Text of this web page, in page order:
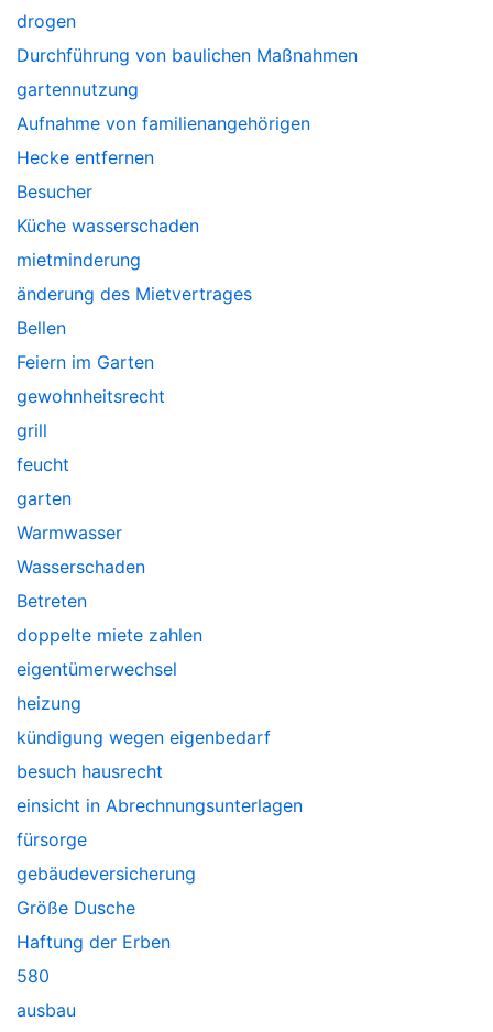
drogen
Durchführung von baulichen Maßnahmen
gartennutzung
Aufnahme von familienangehörigen
Hecke entfernen
Besucher
Küche wasserschaden
mietminderung
änderung des Mietvertrages
Bellen
Feiern im Garten
gewohnheitsrecht
grill
feucht
garten
Warmwasser
Wasserschaden
Betreten
doppelte miete zahlen
eigentümerwechsel
heizung
kündigung wegen eigenbedarf
besuch hausrecht
einsicht in Abrechnungsunterlagen
fürsorge
gebäudeversicherung
Größe Dusche
Haftung der Erben
580
ausbau